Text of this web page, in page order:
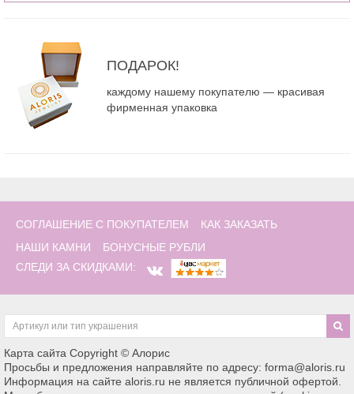
ПОДАРОК!
каждому нашему покупателю — красивая
фирменная упаковка
СОГЛАШЕНИЕ С ПОКУПАТЕЛЕМ
КАК ЗАКАЗАТЬ
НАШИ КАМНИ
БОНУСНЫЕ РУБЛИ
СЛЕДИ ЗА СКИДКАМИ:
Карта сайта Copyright © Алорис
Просьбы и предложения направляйте по адресу: forma@aloris.ru
Информация на сайте aloris.ru не является публичной офертой.